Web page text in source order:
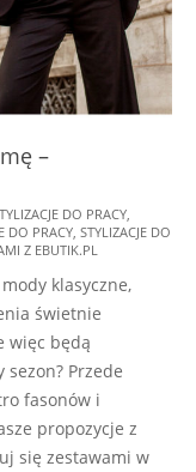
–
DO PRACY
DO PRACY STYLIZACJE DO
Z EBUTIK.PL
klasyczne,
świetnie
więc będą
Przede
fasonów i
propozycje z
się zestawami w